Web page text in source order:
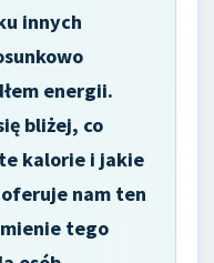
innych
energii.
bliżej, co
kalorie i jakie
nam ten
tego